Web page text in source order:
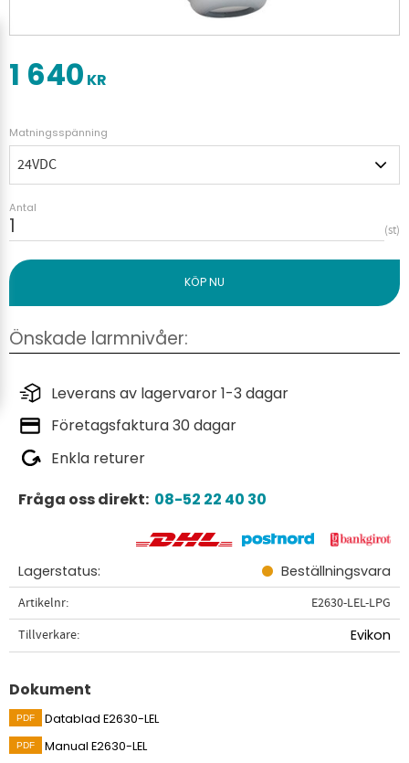
1 640 KR
Matningsspänning
Antal
st
Leverans av lagervaror 1-3 dagar
Företagsfaktura 30 dagar
Enkla returer
Fråga oss direkt: 08-52 22 40 30
Lagerstatus Beställningsvara
Artikelnr
E2630-LEL-LPG
Tillverkare
Evikon
Dokument
Datablad E2630-LEL
Manual E2630-LEL